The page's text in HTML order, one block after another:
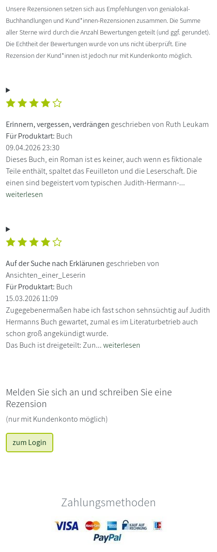
Unsere Rezensionen setzen sich aus Empfehlungen von genialokal-
Buchhandlungen und Kund*innen-Rezensionen zusammen. Die Summe
aller Sterne wird durch die Anzahl Bewertungen geteilt (und ggf. gerundet).
Die Echtheit der Bewertungen wurde von uns nicht überprüft. Eine
Rezension der Kund*innen ist jedoch nur mit Kundenkonto möglich.
Erinnern, vergessen, verdrängen geschrieben von Ruth Leukam
Für Produktart: Buch
09.04.2026 23:30
Dieses Buch, ein Roman ist es keiner, auch wenn es fiktionale
Teile enthält, spaltet das Feuilleton und die Leserschaft. Die
einen sind begeistert vom typischen Judith-Hermann-...
weiterlesen
Auf der Suche nach Erklärunen geschrieben von
Ansichten_einer_Leserin
Für Produktart: Buch
15.03.2026 11:09
Zugegebenermaßen habe ich fast schon sehnsüchtig auf Judith
Hermanns Buch gewartet, zumal es im Literaturbetrieb auch
schon groß angekündigt wurde.
Das Buch ist dreigeteilt: Zun...weiterlesen
Melden Sie sich an und schreiben Sie eine
Rezension
(nur mit Kundenkonto möglich)
zum Login
Zahlungsmethoden